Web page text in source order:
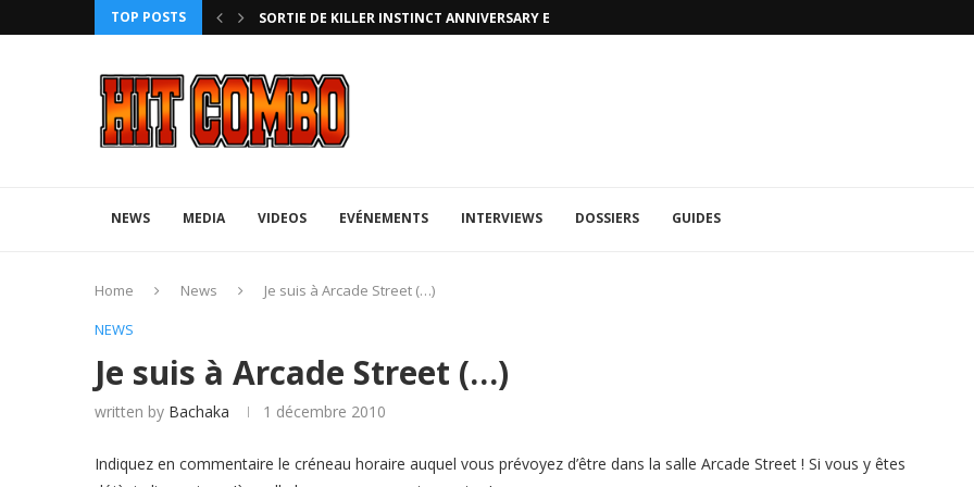
TOP POSTS
AVEC ROLLBACK... SORTIE DE KILLER INSTINCT ANNIVERSARY EDITION
NEWS MEDIA VIDEOS EVÉNEMENTS INTERVIEWS DOSSIERS GUIDES
Home News
Je suis à Arcade Street (…)
NEWS
Je suis à Arcade Street (…)
written by Bachaka 1 décembre 2010
Indiquez en commentaire le créneau horaire auquel vous prévoyez d’être dans la salle Arcade Street ! Si vous y êtes